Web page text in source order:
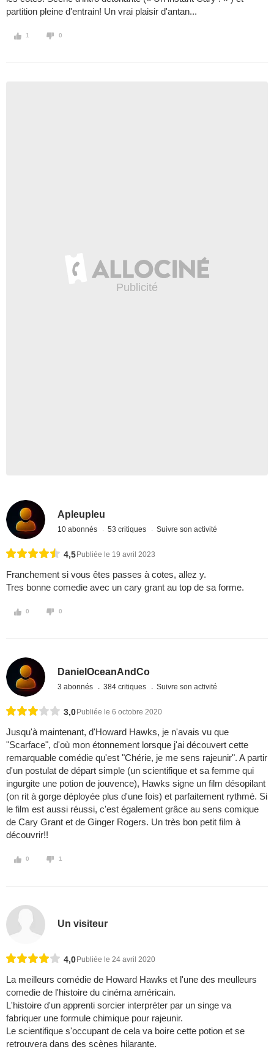
partition pleine d'entrain! Un vrai plaisir d'antan...
1 0
Apleupleu
10 abonnés 53 critiques Suivre son activité
4,5 Publiée le 19 avril 2023
Franchement si vous êtes passes à cotes, allez y.
Tres bonne comedie avec un cary grant au top de sa forme.
0 0
DanielOceanAndCo
3 abonnés 384 critiques Suivre son activité
3,0 Publiée le 6 octobre 2020
Jusqu'à maintenant, d'Howard Hawks, je n'avais vu que
"Scarface", d'où mon étonnement lorsque j'ai découvert cette
remarquable comédie qu'est "Chérie, je me sens rajeunir". A partir
d'un postulat de départ simple (un scientifique et sa femme qui
ingurgite une potion de jouvence), Hawks signe un film désopilant
(on rit à gorge déployée plus d'une fois) et parfaitement rythmé. Si
le film est aussi réussi, c'est également grâce au sens comique
de Cary Grant et de Ginger Rogers. Un très bon petit film à
découvrir!!
0 1
Un visiteur
4,0 Publiée le 24 avril 2020
La meilleurs comédie de Howard Hawks et l'une des meulleurs
comedie de l'histoire du cinéma américain.
L'histoire d'un apprenti sorcier interpréter par un singe va
fabriquer une formule chimique pour rajeunir.
Le scientifique s'occupant de cela va boire cette potion et se
retrouvera dans des scènes hilarante.